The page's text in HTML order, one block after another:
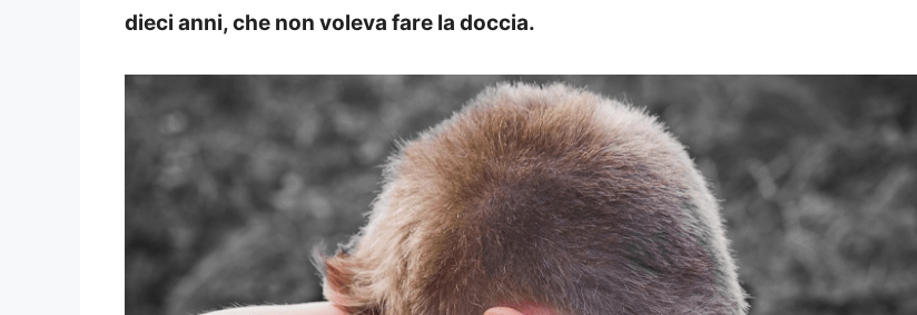
dieci anni, che non voleva fare la doccia.